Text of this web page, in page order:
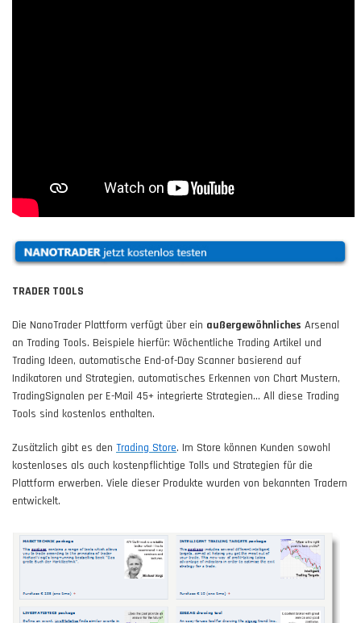
TRADER TOOLS
Die NanoTrader Plattform verfügt über ein außergewöhnliches Arsenal
an Trading Tools. Beispiele hierfür: Wöchentliche Trading Artikel und
Trading Ideen, automatische End-of-Day Scanner basierend auf
Indikatoren und Strategien, automatisches Erkennen von Chart Mustern,
TradingSignalen per E-Mail 45+ integrierte Strategien... All diese Trading
Tools sind kostenlos enthalten.
Zusätzlich gibt es den Trading Store. Im Store können Kunden sowohl
kostenloses als auch kostenpflichtige Tolls und Strategien für die
Plattform erwerben. Viele dieser Produkte wurden von bekannten Tradern
entwickelt.